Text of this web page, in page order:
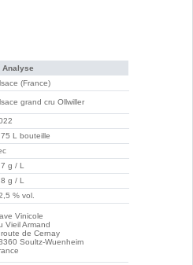
Analyse
(France)
grand cru Ollwiller
L bouteille
g / L
g / L
% vol.
Vinicole
Vieil Armand
route de Cernay
Soultz-Wuenheim